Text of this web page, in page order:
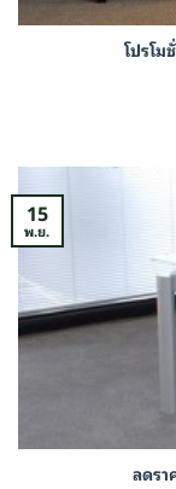
โปรโ
ลดรา
15
พ.ย.